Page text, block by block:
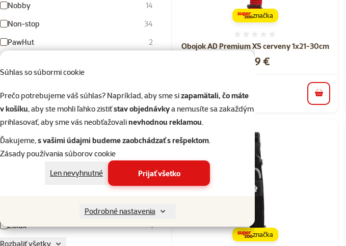
Súhlas so súbormi cookie
Prečo potrebujeme váš súhlas? Napríklad, aby sme sizapamätali, čo máte
v košíku, aby ste mohli ľahko zistiťstav objednávkya nemusíte sa zakaždým
prihlasovať, aby sme vás neobťažovalinevhodnou reklamou.
Ďakujeme,s vašimi údajmi budeme zaobchádzať s rešpektom.
Zásady používania súborov cookie
Len nevyhnutné
Prijať všetko
Podrobné nastavenia
Nobby
14
Non-stop
34
PawHut
2
Super zoo
2
Tamer
Tickless
48
428
1
Zolux
1
Rozbaliť všetky
Obojok AD Premium XS cerveny 1x21-30cm
Cena
4,29 €
značka
Skladom do košíka
značka